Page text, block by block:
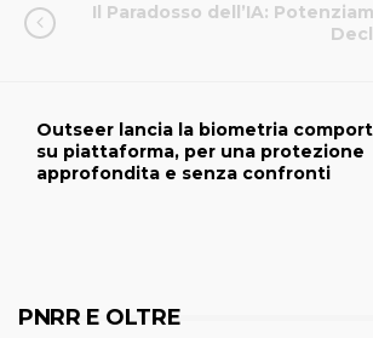
Il Paradosso dell’IA:
Outseer lancia la biometria
su piattaforma, per una protezione
approfondita e senza confronti
PNRR E OLTRE